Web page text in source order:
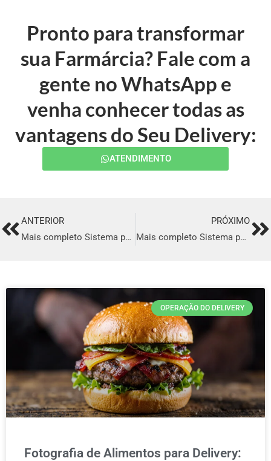
Pronto para transformar
sua Farmárcia? Fale com a
gente no WhatsApp e
venha conhecer todas as
vantagens do Seu Delivery:
ATENDIMENTO
PrevANTERIOR
Mais completo Sistema para Delivery em Viamão
PRÓXIMO
Mais completo Sistema para Delivery em Marabá
OPERAÇÃO DO DELIVERY
Fotografia de Alimentos para Delivery: